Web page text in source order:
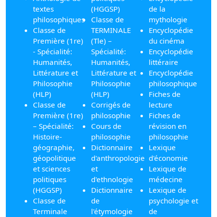
textes
philosophiques
Classe de
Première (1re)
- Spécialité:
Humanités,
Littérature et
Philosophie
(HLP)
Classe de
Première (1re)
– Spécialité:
Histoire-
géographie,
géopolitique
et sciences
politiques
(HGGSP)
Classe de
Terminale
(HGGSP)
Classe de
TERMINALE
(Tle) –
Spécialité:
Humanités,
Littérature et
Philosophie
(HLP)
Corrigés de
philosophie
Cours de
philosophie
Dictionnaire
d'anthropologie
et
d'ethnologie
Dictionnaire
de
l'étymologie
de la
mythologie
Encyclopédie
du cinéma
Encyclopédie
littéraire
Encyclopédie
philosophique
Fiches de
lecture
Fiches de
révision en
philosophie
Lexique
d'économie
Lexique de
médecine
Lexique de
psychologie et
de